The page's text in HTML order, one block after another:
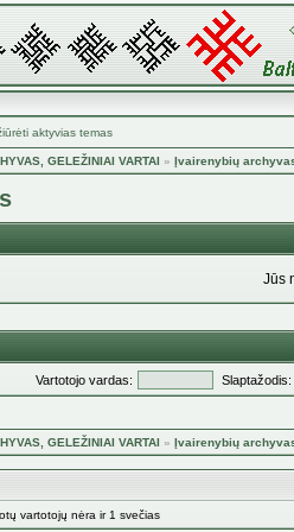
aktyvias temas
GELEŽINIAI VARTAI » Įvairenybių
Jūs
Vartotojo vardas: Slaptažodis:
GELEŽINIAI VARTAI » Įvairenybių
vartotojų nėra ir 1 svečias